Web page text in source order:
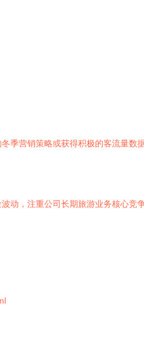
季营销策略或获得积极的客流量数
动，注重公司长期旅游业务核心竞争